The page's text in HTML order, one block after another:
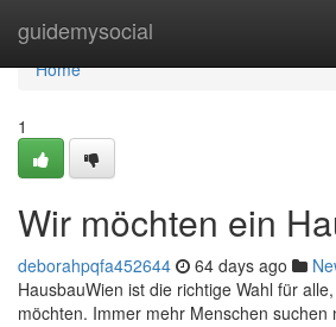
guidemysocial
Home
Home
1
Wir möchten ein
deborahpqfa452644 64 days ago
HausbauWien ist die richtige Wahl für
möchten. Immer mehr Menschen suchen